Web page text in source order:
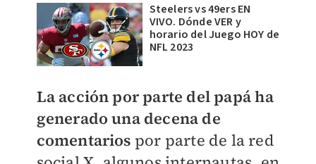
Steelers vs 49ers EN
VIVO. Dónde VER y
horario del Juego HOY de
NFL 2023
La acción por parte del papá ha
generado una decena de
comentarios por parte de la red